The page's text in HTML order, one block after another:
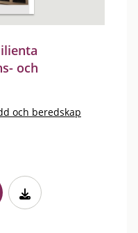
och
och beredskap